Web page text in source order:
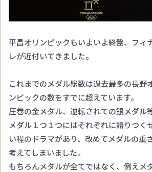
平昌オリンピックもいよいよ終盤、フィ
レが近付いてきました。
これまでのメダル総数は過去最多の長野
ンピックの数をすでに超えています。
圧巻の金メダル、逆転されての銀メダル
メダル１つ１つにはそれぞれに語りつく
い程のドラマがあり、改めてメダルの重
考えてしまいました。
もちろんメダルが全てではなく、例えメ